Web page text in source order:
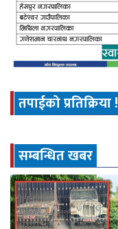
तपाईको प्रतिक्रिया !
सम्बन्धित खबर